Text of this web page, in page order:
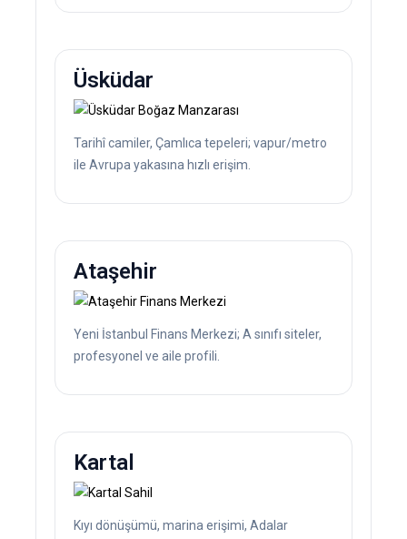
Üsküdar
Tarihî camiler, Çamlıca tepeleri; vapur/metro
ile Avrupa yakasına hızlı erişim.
Ataşehir
Yeni İstanbul Finans Merkezi; A sınıfı siteler,
profesyonel ve aile profili.
Kartal
Kıyı dönüşümü, marina erişimi, Adalar